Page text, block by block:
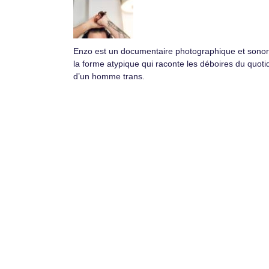
Enzo est un documentaire photographique et
la forme atypique qui raconte les déboires du
d’un homme trans.